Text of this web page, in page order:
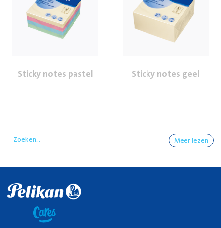
Sticky notes pastel Sticky notes geel
Meer lezen